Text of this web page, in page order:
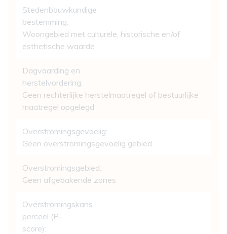
Stedenbouwkundige
bestemming:
Woongebied met culturele, historische en/of
esthetische waarde
Dagvaarding en
herstelvordering:
Geen rechterlijke herstelmaatregel of bestuurlijke
maatregel opgelegd
Overstromingsgevoelig:
Geen overstromingsgevoelig gebied
Overstromingsgebied:
Geen afgebakende zones
Overstromingskans
perceel (P-
score):